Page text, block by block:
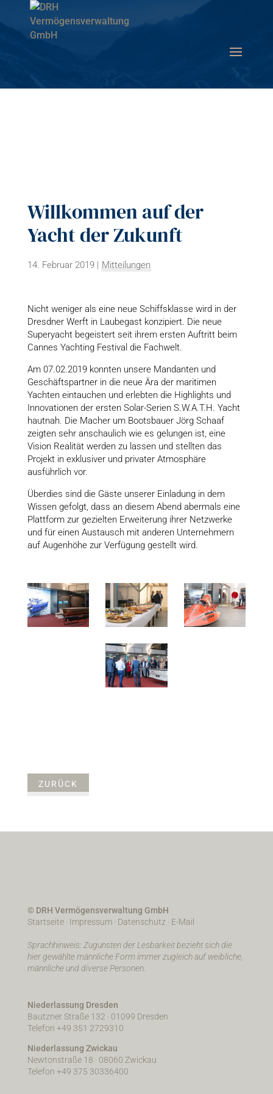
Willkommen auf der
Yacht der Zukunft
14. Februar 2019| Mitteilungen
Nicht weniger als eine neue Schiffsklasse wird in der
Dresdner Werft in Laubegast konzipiert. Die neue
Superyacht begeistert seit ihrem ersten Auftritt beim
Cannes Yachting Festival die Fachwelt.
Am 07.02.2019 konnten unsere Mandanten und
Geschäftspartner in die neue Ära der maritimen
Yachten eintauchen und erlebten die Highlights und
Innovationen der ersten Solar-Serien S.W.A.T.H. Yacht
hautnah. Die Macher um Bootsbauer Jörg Schaaf
zeigten sehr anschaulich wie es gelungen ist, eine
Vision Realität werden zu lassen und stellten das
Projekt in exklusiver und privater Atmosphäre
ausführlich vor.
Überdies sind die Gäste unserer Einladung in dem
Wissen gefolgt, dass an diesem Abend abermals eine
Plattform zur gezielten Erweiterung ihrer Netzwerke
und für einen Austausch mit anderen Unternehmern
auf Augenhöhe zur Verfügung gestellt wird.
ZURÜCK
© DRH Vermögensverwaltung GmbH
Startseite· Impressum· Datenschutz · E-Mail
Sprachhinweis: Zugunsten der Lesbarkeit bezieht sich die
hier gewählte männliche Form immer zugleich auf weibliche,
männliche und diverse Personen.
Niederlassung Dresden
Bautzner Straße 132 · 01099 Dresden
Telefon +49 351 2729310
Niederlassung Zwickau
Newtonstraße 18 · 08060 Zwickau
Telefon +49 375 30336400